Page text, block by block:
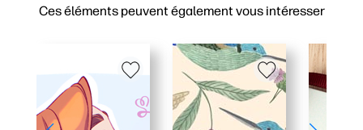
Ces éléments peuvent également vous intéresser